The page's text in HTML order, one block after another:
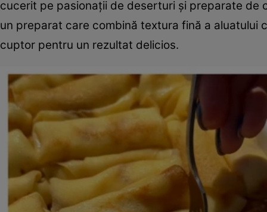
cucerit pe pasionații de deserturi și preparate de
un preparat care combină textura fină a aluatului
cuptor pentru un rezultat delicios.